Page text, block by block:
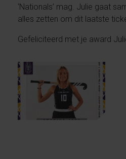
‘Nationals’ mag. Julie gaat
alles zetten om dit laatste
Gefeliciteerd met je award